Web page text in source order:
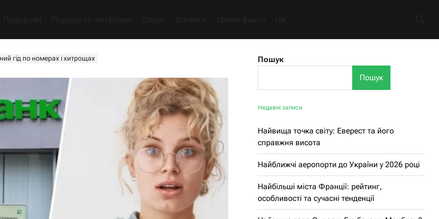
гід по номерах і хитрощах
Пошук
Пошук
Недавні записи
Найвища точка світу: Еверест та його
справжня висота
Найближчі аеропорти до України у 2026 році
Найбільші міста Франції: рейтинг,
особливості та сучасні тенденції